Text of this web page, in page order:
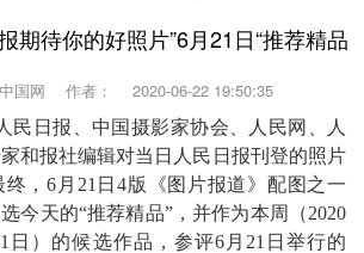
期待你的好照片”6月21日“推荐精品
国网 作者： 2020-06-22 19:50:35
民日报、中国摄影家协会、人民网、人
和报社编辑对当日人民日报刊登的照片
，6月21日4版《图片报道》配图之一
今天的“推荐精品”，并作为本周（2020
日）的候选作品，参评6月21日举行的